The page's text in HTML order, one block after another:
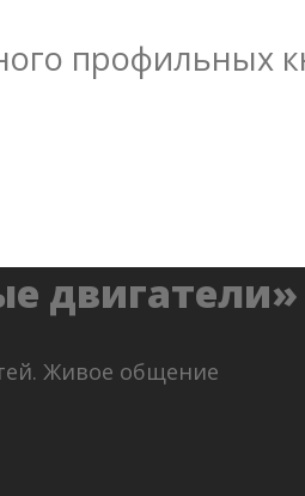
профильных
двигатели»
Живое общение